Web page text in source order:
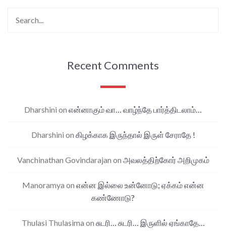
Recent Comments
Dharshini on என்னாகும் வா… வாழ்ந்தே பார்த்திடலாம்…
Dharshini on கிழக்காக இருந்தால் இருள் சேராதே !
Vanchinathan Govindarajan on அவலத்திற்கோர் அறிமுகம்
Manoramya on என்ன இல்லை உன்னோடு; ஏக்கம் என்ன
கண்ணோடு?
Thulasi Thulasima on சுடரி… சுடரி… இருளில் ஏங்காதே…